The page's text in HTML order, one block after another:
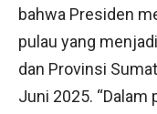
bahwa Presiden
pulau yang
dan Provinsi
Juni 2025. “Dalam